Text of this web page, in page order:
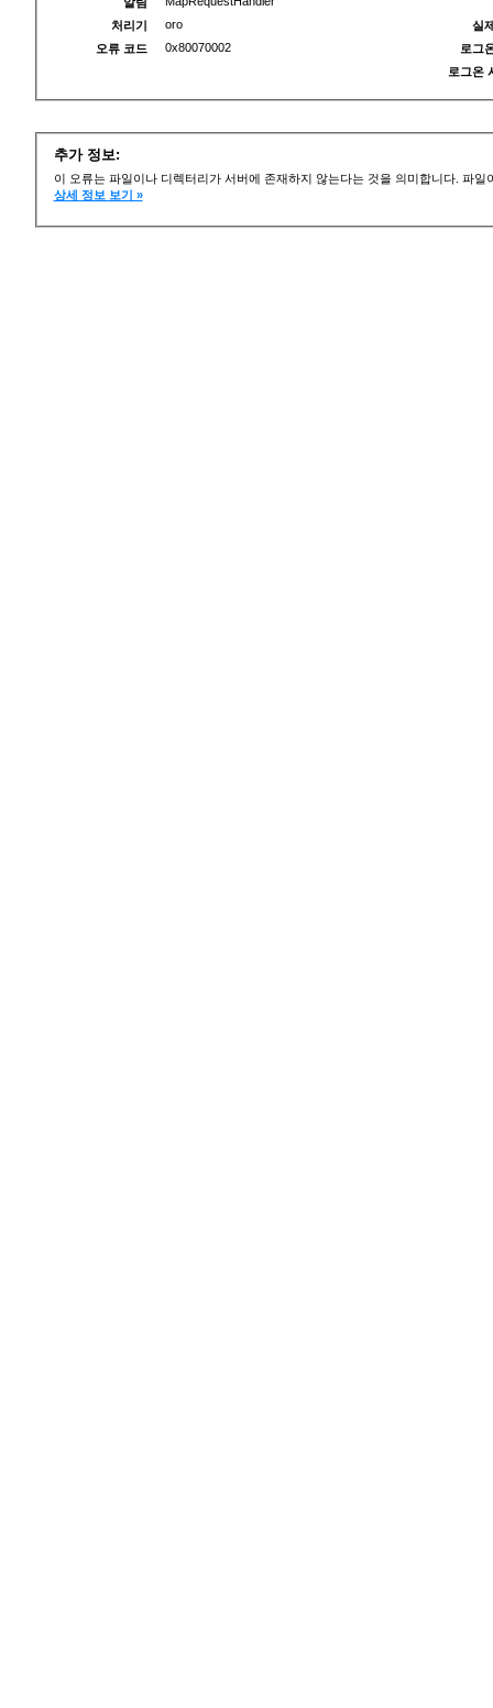
처리기
oro
오류 코드
0x80070002
실
로그
로그온
추가 정보:
이 오류는 파일이나 디렉터리가 서버에 존재하지 않는다는 것을 의미합니다. 파
상세 정보 보기 »